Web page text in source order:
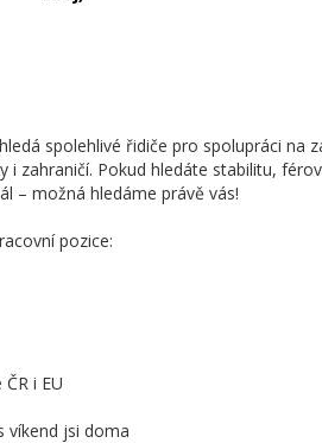
spolehlivé řidiče pro spolupráci na
i zahraničí. Pokud hledáte stabilitu,
– možná hledáme právě vás!
pozice:
i EU
víkend jsi doma